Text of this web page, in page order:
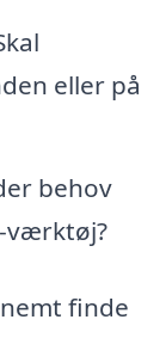
eller på
behov
værktøj?
finde